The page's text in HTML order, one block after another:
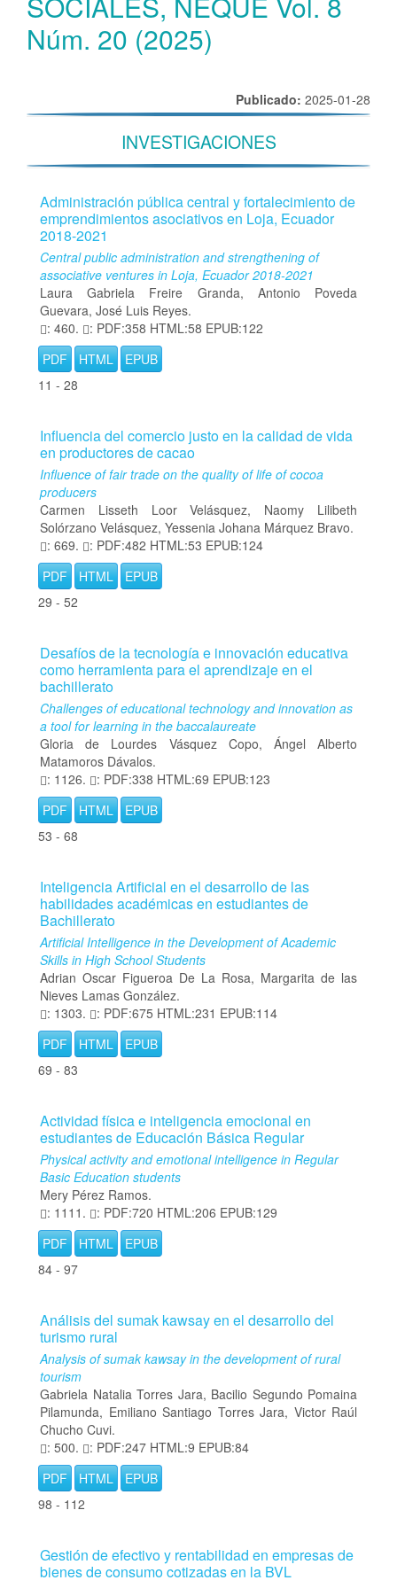
Núm. 20 (2025)
Publicado: 2025-01-28
INVESTIGACIONES
Administración pública central y fortalecimiento de
emprendimientos asociativos en Loja, Ecuador
2018-2021
Central public administration and strengthening of
associative ventures in Loja, Ecuador 2018-2021
Laura Gabriela Freire Granda, Antonio Poveda
Guevara, José Luis Reyes.
: 460.
: PDF:358 HTML:58 EPUB:122
PDF
HTML
EPUB
11 - 28
Influencia del comercio justo en la calidad de vida
en productores de cacao
Influence of fair trade on the quality of life of cocoa
producers
Carmen Lisseth Loor Velásquez, Naomy Lilibeth
Solórzano Velásquez, Yessenia Johana Márquez Bravo.
: 669.
: PDF:482 HTML:53 EPUB:124
PDF
HTML
EPUB
29 - 52
Desafíos de la tecnología e innovación educativa
como herramienta para el aprendizaje en el
bachillerato
Challenges of educational technology and innovation as
a tool for learning in the baccalaureate
Gloria de Lourdes Vásquez Copo, Ángel Alberto
Matamoros Dávalos.
: 1126.
: PDF:338 HTML:69 EPUB:123
PDF
HTML
EPUB
53 - 68
Inteligencia Artificial en el desarrollo de las
habilidades académicas en estudiantes de
Bachillerato
Artificial Intelligence in the Development of Academic
Skills in High School Students
Adrian Oscar Figueroa De La Rosa, Margarita de las
Nieves Lamas González.
: 1303.
: PDF:675 HTML:231 EPUB:114
PDF
HTML
EPUB
69 - 83
Actividad física e inteligencia emocional en
estudiantes de Educación Básica Regular
Physical activity and emotional intelligence in Regular
Basic Education students
Mery Pérez Ramos.
: 1111.
: PDF:720 HTML:206 EPUB:129
PDF
HTML
EPUB
84 - 97
Análisis del sumak kawsay en el desarrollo del
turismo rural
Analysis of sumak kawsay in the development of rural
tourism
Gabriela Natalia Torres Jara, Bacilio Segundo Pomaina
Pilamunda, Emiliano Santiago Torres Jara, Victor Raúl
Chucho Cuvi.
: 500.
: PDF:247 HTML:9 EPUB:84
PDF
HTML
EPUB
98 - 112
Gestión de efectivo y rentabilidad en empresas de
bienes de consumo cotizadas en la BVL